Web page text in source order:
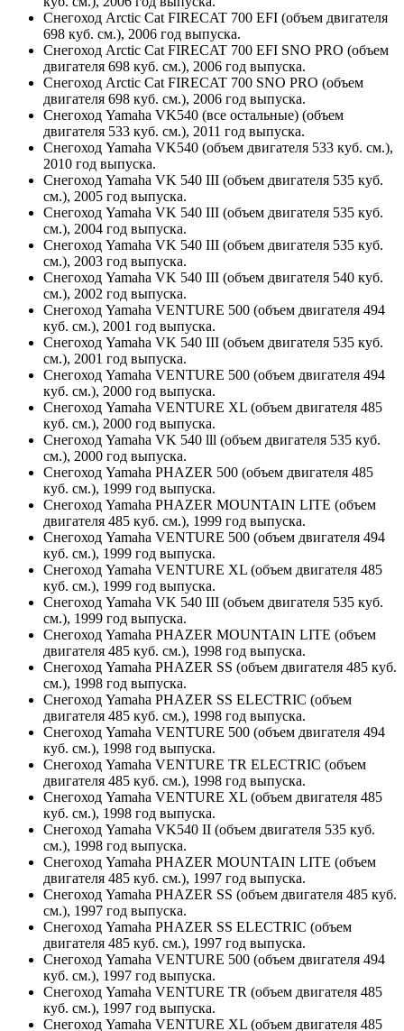
Снегоход Arctic Cat FIRECAT 700 EFI (объем двигателя
698 куб. см.), 2006 год выпуска.
Снегоход Arctic Cat FIRECAT 700 EFI SNO PRO (объем
двигателя 698 куб. см.), 2006 год выпуска.
Снегоход Arctic Cat FIRECAT 700 SNO PRO (объем
двигателя 698 куб. см.), 2006 год выпуска.
Снегоход Yamaha VK540 (все остальные) (объем
двигателя 533 куб. см.), 2011 год выпуска.
Снегоход Yamaha VK540 (объем двигателя 533 куб. см.),
2010 год выпуска.
Снегоход Yamaha VK 540 III (объем двигателя 535 куб.
см.), 2005 год выпуска.
Снегоход Yamaha VK 540 III (объем двигателя 535 куб.
см.), 2004 год выпуска.
Снегоход Yamaha VK 540 III (объем двигателя 535 куб.
см.), 2003 год выпуска.
Снегоход Yamaha VK 540 III (объем двигателя 540 куб.
см.), 2002 год выпуска.
Снегоход Yamaha VENTURE 500 (объем двигателя 494
куб. см.), 2001 год выпуска.
Снегоход Yamaha VK 540 III (объем двигателя 535 куб.
см.), 2001 год выпуска.
Снегоход Yamaha VENTURE 500 (объем двигателя 494
куб. см.), 2000 год выпуска.
Снегоход Yamaha VENTURE XL (объем двигателя 485
куб. см.), 2000 год выпуска.
Снегоход Yamaha VK 540 lll (объем двигателя 535 куб.
см.), 2000 год выпуска.
Снегоход Yamaha PHAZER 500 (объем двигателя 485
куб. см.), 1999 год выпуска.
Снегоход Yamaha PHAZER MOUNTAIN LITE (объем
двигателя 485 куб. см.), 1999 год выпуска.
Снегоход Yamaha VENTURE 500 (объем двигателя 494
куб. см.), 1999 год выпуска.
Снегоход Yamaha VENTURE XL (объем двигателя 485
куб. см.), 1999 год выпуска.
Снегоход Yamaha VK 540 III (объем двигателя 535 куб.
см.), 1999 год выпуска.
Снегоход Yamaha PHAZER MOUNTAIN LITE (объем
двигателя 485 куб. см.), 1998 год выпуска.
Снегоход Yamaha PHAZER SS (объем двигателя 485 куб.
см.), 1998 год выпуска.
Снегоход Yamaha PHAZER SS ELECTRIC (объем
двигателя 485 куб. см.), 1998 год выпуска.
Снегоход Yamaha VENTURE 500 (объем двигателя 494
куб. см.), 1998 год выпуска.
Снегоход Yamaha VENTURE TR ELECTRIC (объем
двигателя 485 куб. см.), 1998 год выпуска.
Снегоход Yamaha VENTURE XL (объем двигателя 485
куб. см.), 1998 год выпуска.
Снегоход Yamaha VK540 II (объем двигателя 535 куб.
см.), 1998 год выпуска.
Снегоход Yamaha PHAZER MOUNTAIN LITE (объем
двигателя 485 куб. см.), 1997 год выпуска.
Снегоход Yamaha PHAZER SS (объем двигателя 485 куб.
см.), 1997 год выпуска.
Снегоход Yamaha PHAZER SS ELECTRIC (объем
двигателя 485 куб. см.), 1997 год выпуска.
Снегоход Yamaha VENTURE 500 (объем двигателя 494
куб. см.), 1997 год выпуска.
Снегоход Yamaha VENTURE TR (объем двигателя 485
куб. см.), 1997 год выпуска.
Снегоход Yamaha VENTURE XL (объем двигателя 485